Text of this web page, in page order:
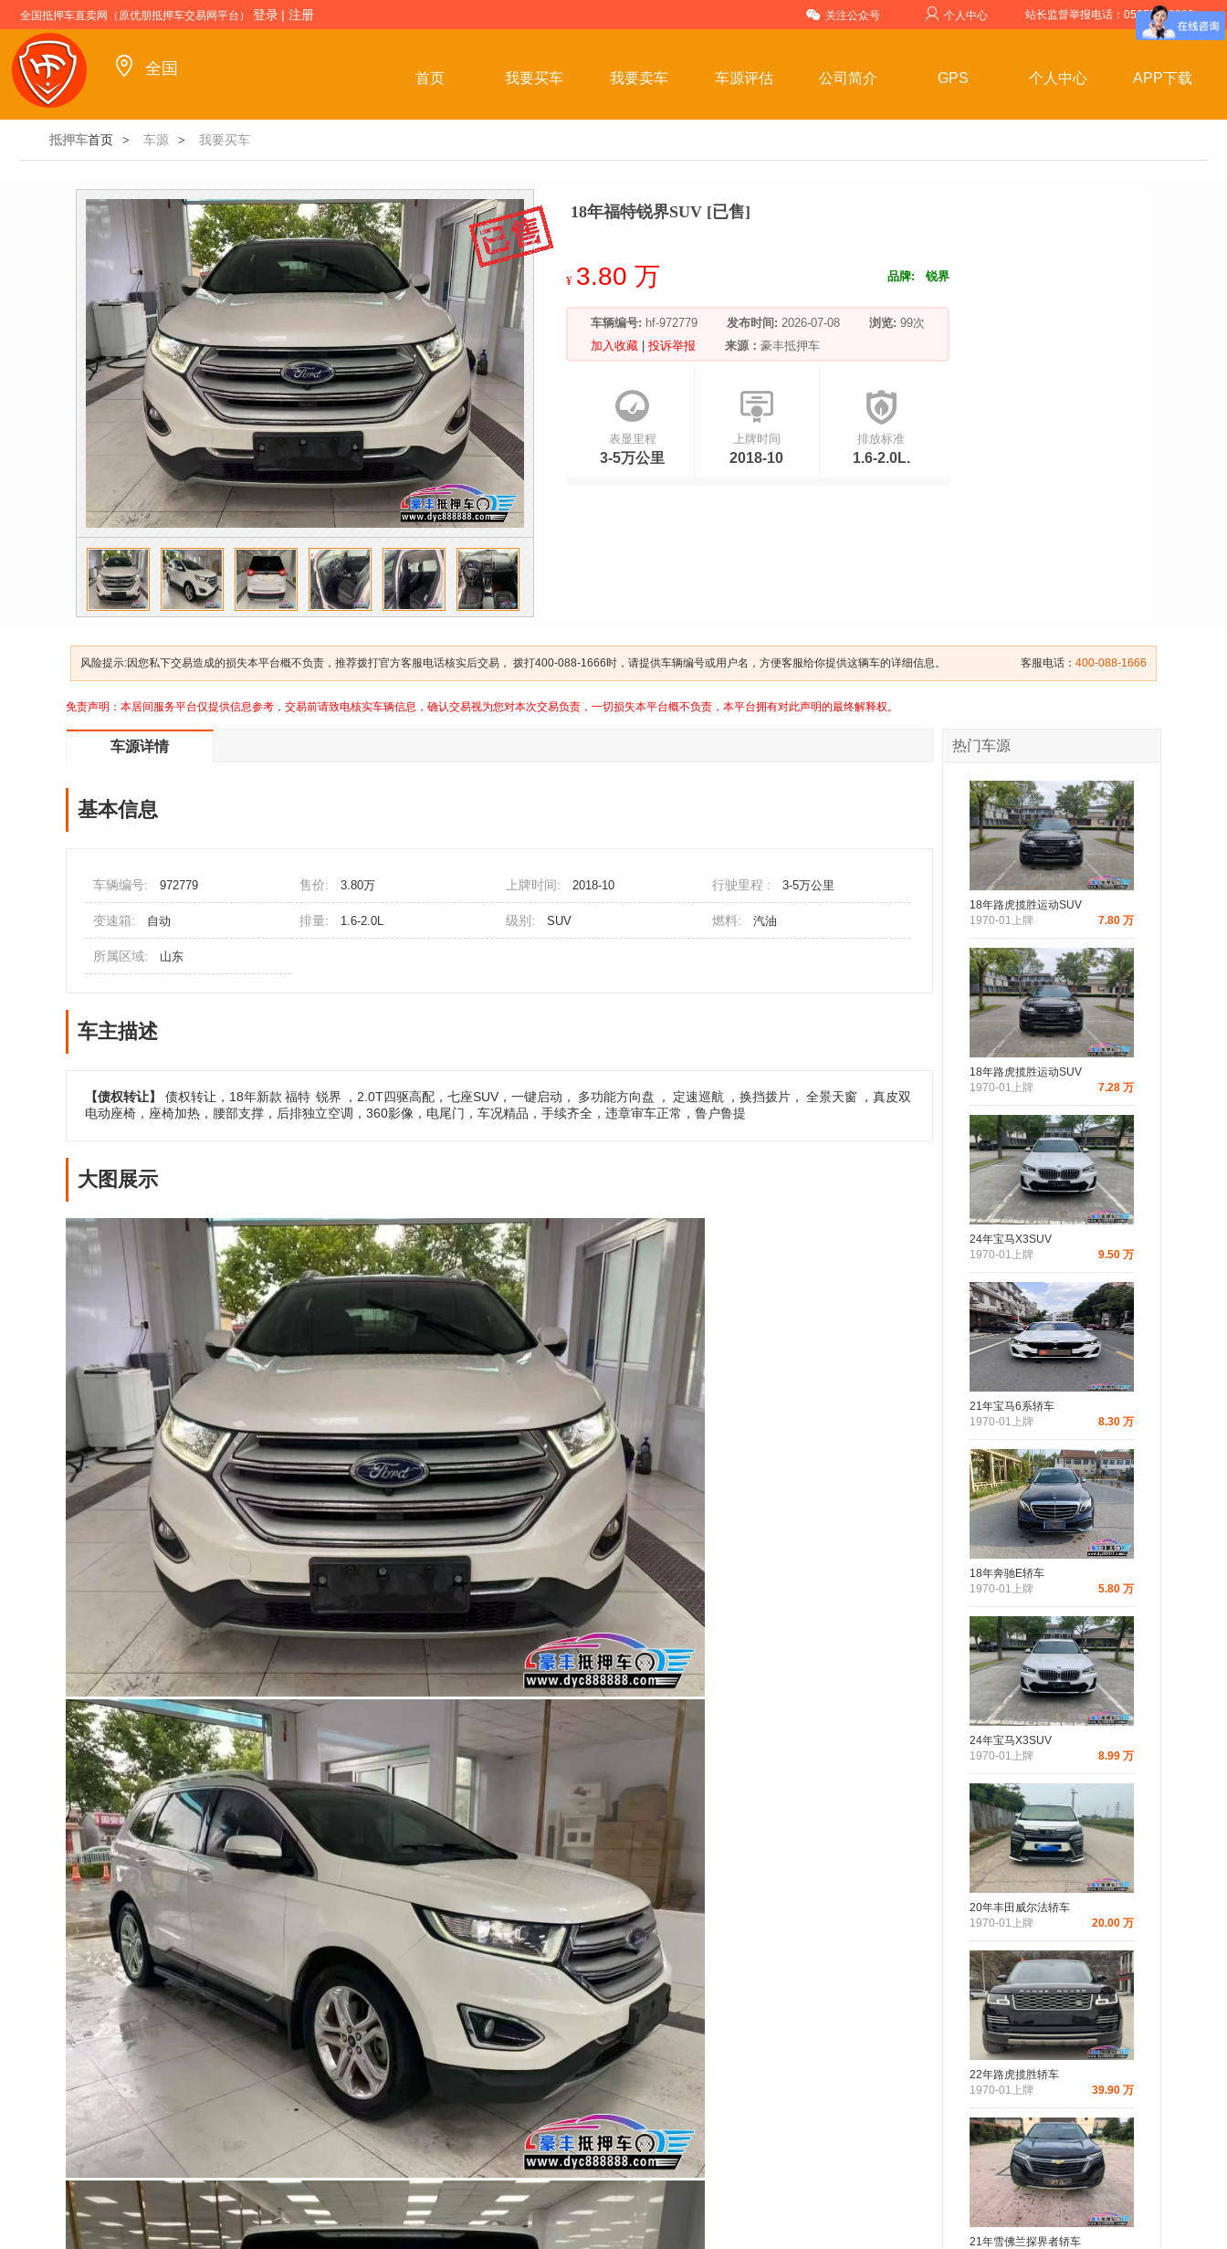
关注公众号 个人中心 站长监督举报电话：05357599999
全国抵押车直卖网（原优朋抵押车交易网平台） 登录 | 注册
全国
首页 我要买车 我要卖车 车源评估 公司简介 GPS 个人中心 APP下载
抵押车首页 > 车源 > 我要买车
18年福特锐界SUV [已售]
¥ 3.80 万 品牌: 锐界
车辆编号: hf-972779 发布时间: 2026-07-08 浏览: 99次
加入收藏
投诉举报 来源： 豪丰抵押车
表显里程
3-5万公里
上牌时间
2018-10
排放标准
1.6-2.0L.
客服电话： 400-088-1666
风险提示:因您私下交易造成的损失本平台概不负责，推荐拨打官方客服电话核实后交易， 拨打400-088-1666时，请提供车辆编号或用户名，方便客服给你提供这辆车的详细信息。
免责声明：本居间服务平台仅提供信息参考，交易前请致电核实车辆信息，确认交易视为您对本次交易负责，一切损失本平台概不负责，本平台拥有对此声明的最终解释权。
车源详情
基本信息
车辆编号: 972779 售价: 3.80万 上牌时间: 2018-10 行驶里程 : 3-5万公里
变速箱: 自动 排量: 1.6-2.0L 级别: SUV 燃料: 汽油
所属区域: 山东
车主描述
【债权转让】 债权转让，18年新款 福特 锐界 ，2.0T四驱高配，七座SUV，一键启动， 多功能方向盘 ， 定速巡航 ，换挡拨片， 全景天窗 ，真皮双
电动座椅，座椅加热，腰部支撑，后排独立空调，360影像，电尾门，车况精品，手续齐全，违章审车正常，鲁户鲁提
大图展示
热门车源
18年路虎揽胜运动SUV
1970-01上牌
7.80 万
18年路虎揽胜运动SUV
1970-01上牌
7.28 万
24年宝马X3SUV
1970-01上牌
9.50 万
21年宝马6系轿车
1970-01上牌
8.30 万
18年奔驰E轿车
1970-01上牌
5.80 万
24年宝马X3SUV
1970-01上牌
8.99 万
20年丰田威尔法轿车
1970-01上牌
20.00 万
22年路虎揽胜轿车
1970-01上牌
39.90 万
21年雪佛兰探界者轿车